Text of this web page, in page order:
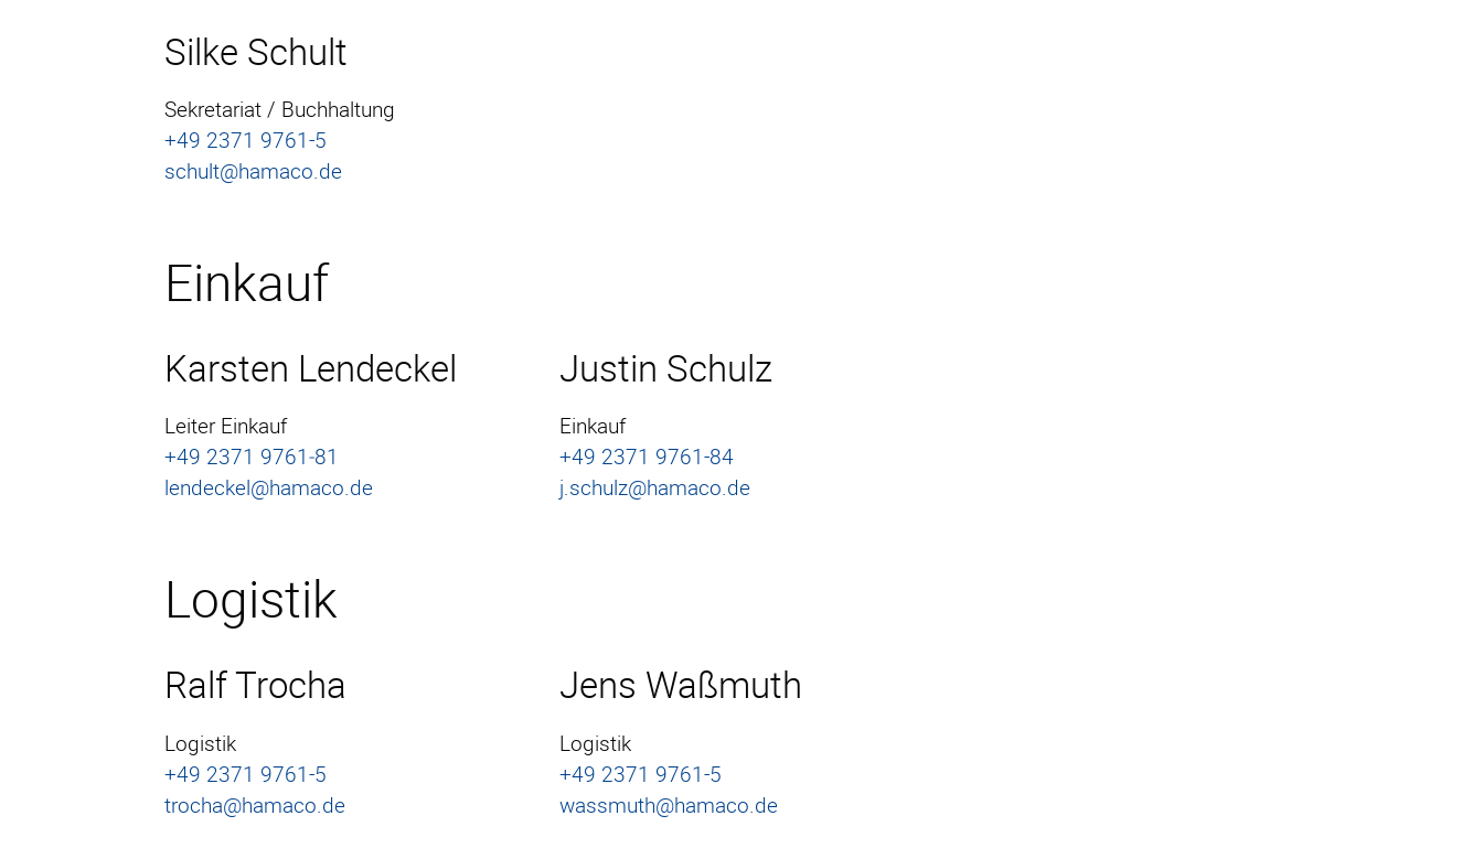
Ansprechpartner
HF-Kabinen
SteelSHIELD
AluSHIELD
RetroSHIELD
Entkopplung
Silke Schult
Sekretariat / Buchhaltung
+49 2371 9761-5
schult@hamaco.de
Einkauf
Karsten Lendeckel
Leiter Einkauf
+49 2371 9761‑81
lendeckel@hamaco.de
Justin Schulz
Einkauf
+49 2371 9761-84
j.schulz@hamaco.de
Logistik
Ralf Trocha
Logistik
+49 2371 9761-5
trocha@hamaco.de
Jens Waßmuth
Logistik
+49 2371 9761-5
wassmuth@hamaco.de